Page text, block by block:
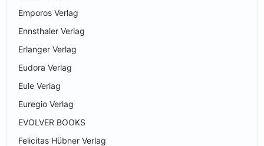
Emporos Verlag
Ennsthaler Verlag
Erlanger Verlag
Eudora Verlag
Eule Verlag
Euregio Verlag
EVOLVER BOOKS
Felicitas Hübner Verlag